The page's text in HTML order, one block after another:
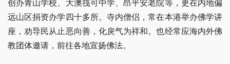
创办青山学校、大澳筏可中学、昂平安老院等，更在内地偏
远山区捐资办学四十多所。寺内僧侣，常在本港举办佛学讲
座，劝导民从止恶向善，化戾气为祥和。也经常应海内外佛
教团体邀请，前往各地宣扬佛法。